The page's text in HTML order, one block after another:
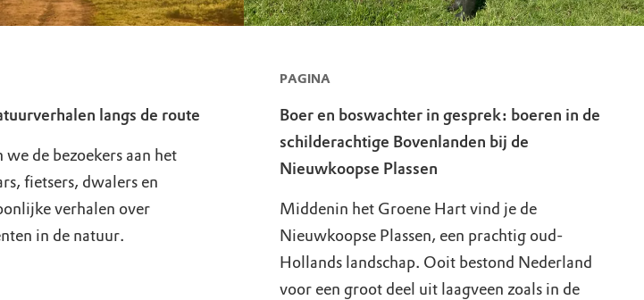
langs de route
we de bezoekers aan het
fietsers, dwalers en
verhalen over
in de natuur.
PAGINA
Boer en boswachter in gesprek: boeren in de
schilderachtige Bovenlanden bij de
Nieuwkoopse Plassen
Middenin het Groene Hart vind je de
Nieuwkoopse Plassen, een prachtig oud-
Hollands landschap. Ooit bestond Nederland
voor een groot deel uit laagveen zoals in de